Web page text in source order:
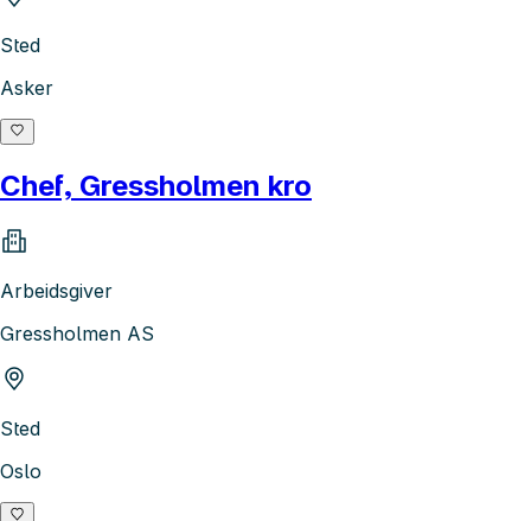
Sted
Asker
Chef, Gressholmen kro
Arbeidsgiver
Gressholmen AS
Sted
Oslo